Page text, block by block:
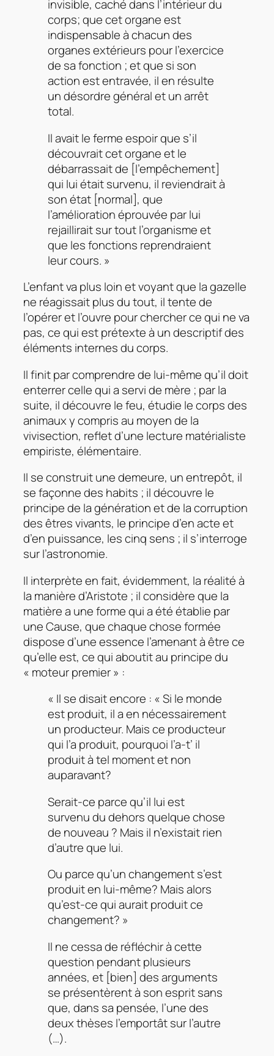
invisible, caché dans l’intérieur du
corps; que cet organe est
indispensable à chacun des
organes extérieurs pour l’exercice
de sa fonction ; et que si son
action est entravée, il en résulte
un désordre général et un arrêt
total.
Il avait le ferme espoir que s’il
découvrait cet organe et le
débarrassait de [l’empêchement]
qui lui était survenu, il reviendrait à
son état [normal], que
l’amélioration éprouvée par lui
rejaillirait sur tout l’organisme et
que les fonctions reprendraient
leur cours. »
L’enfant va plus loin et voyant que la gazelle
ne réagissait plus du tout, il tente de
l’opérer et l’ouvre pour chercher ce qui ne va
pas, ce qui est prétexte à un descriptif des
éléments internes du corps.
Il finit par comprendre de lui-même qu’il doit
enterrer celle qui a servi de mère ; par la
suite, il découvre le feu, étudie le corps des
animaux y compris au moyen de la
vivisection, reflet d’une lecture matérialiste
empiriste, élémentaire.
Il se construit une demeure, un entrepôt, il
se façonne des habits ; il découvre le
principe de la génération et de la corruption
des êtres vivants, le principe d’en acte et
d’en puissance, les cinq sens ; il s’interroge
sur l’astronomie.
Il interprète en fait, évidemment, la réalité à
la manière d’Aristote ; il considère que la
matière a une forme qui a été établie par
une Cause, que chaque chose formée
dispose d’une essence l’amenant à être ce
qu’elle est, ce qui aboutit au principe du
« moteur premier » :
« Il se disait encore : « Si le monde
est produit, il a en nécessairement
un producteur. Mais ce producteur
qui l’a produit, pourquoi l’a-t’ il
produit à tel moment et non
auparavant?
Serait-ce parce qu’il lui est
survenu du dehors quelque chose
de nouveau ? Mais il n’existait rien
d’autre que lui.
Ou parce qu’un changement s’est
produit en lui-même? Mais alors
qu’est-ce qui aurait produit ce
changement? »
Il ne cessa de réfléchir à cette
question pendant plusieurs
années, et [bien] des arguments
se présentèrent à son esprit sans
que, dans sa pensée, l’une des
deux thèses l’emportât sur l’autre
(…).